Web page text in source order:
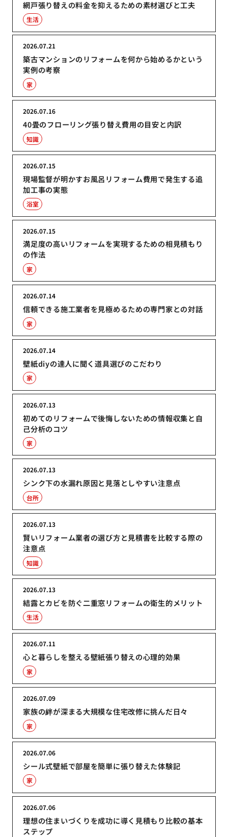
網戸張り替えの料金を抑えるための素材選びと工夫
生活
築古マンションのリフォームを何から始めるかという
実例の考察
2026.07.21
家
40畳のフローリング張り替え費用の目安と内訳
2026.07.16
知識
現場監督が明かすお風呂リフォーム費用で発生する追
加工事の実態
2026.07.15
浴室
満足度の高いリフォームを実現するための相見積もり
の作法
2026.07.15
家
信頼できる施工業者を見極めるための専門家との対話
2026.07.14
家
壁紙diyの達人に聞く道具選びのこだわり
2026.07.14
家
初めてのリフォームで後悔しないための情報収集と自
己分析のコツ
2026.07.13
家
シンク下の水漏れ原因と見落としやすい注意点
2026.07.13
台所
賢いリフォーム業者の選び方と見積書を比較する際の
注意点
2026.07.13
知識
結露とカビを防ぐ二重窓リフォームの衛生的メリット
2026.07.13
生活
心と暮らしを整える壁紙張り替えの心理的効果
2026.07.11
家
家族の絆が深まる大規模な住宅改修に挑んだ日々
2026.07.09
家
シール式壁紙で部屋を簡単に張り替えた体験記
2026.07.06
家
理想の住まいづくりを成功に導く見積もり比較の基本
ステップ
2026.07.06